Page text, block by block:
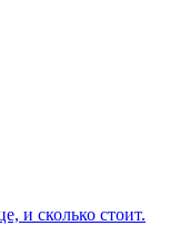
и сколько стоит.